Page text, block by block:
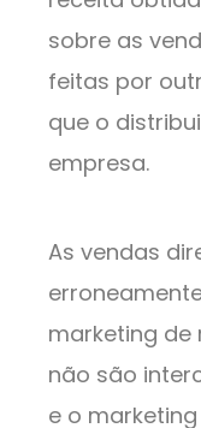
sobre as
feitas por
que o
empresa.
As vendas
marketing de
não são
e o